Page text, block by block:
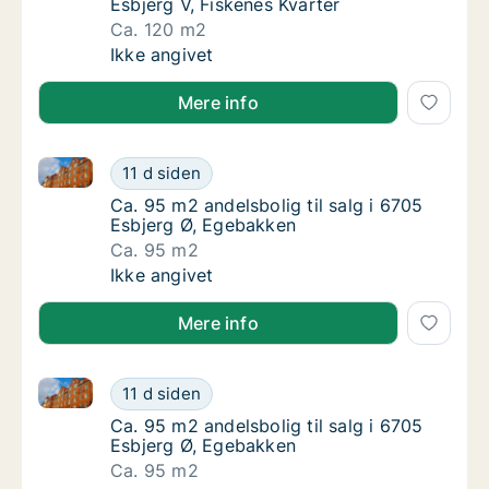
Esbjerg V, Fiskenes Kvarter
Ca. 120 m2
Ca. 120 m2 andelsbolig til salg i 6710
Ikke angivet
Mere info
Ca. 95 m2 andelsbolig til salg i 6705
11 d siden
Ca. 95 m2 andelsbolig til salg i 6705 Esbjerg Ø,
Ca. 95 m2 andelsbolig til salg i 6705
Ca. 95 m2 andelsbolig til salg i 6705
Esbjerg Ø, Egebakken
Ca. 95 m2
Ca. 95 m2 andelsbolig til salg i 6705
Ikke angivet
Mere info
Ca. 95 m2 andelsbolig til salg i 6705
11 d siden
Ca. 95 m2 andelsbolig til salg i 6705 Esbjerg Ø,
Ca. 95 m2 andelsbolig til salg i 6705
Ca. 95 m2 andelsbolig til salg i 6705
Esbjerg Ø, Egebakken
Ca. 95 m2